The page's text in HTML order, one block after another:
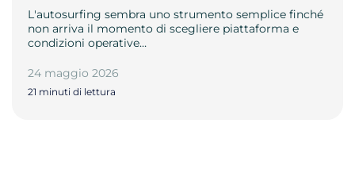
L'autosurfing sembra uno strumento semplice finché
non arriva il momento di scegliere piattaforma e
condizioni operative…
24 maggio 2026
21 minuti di lettura